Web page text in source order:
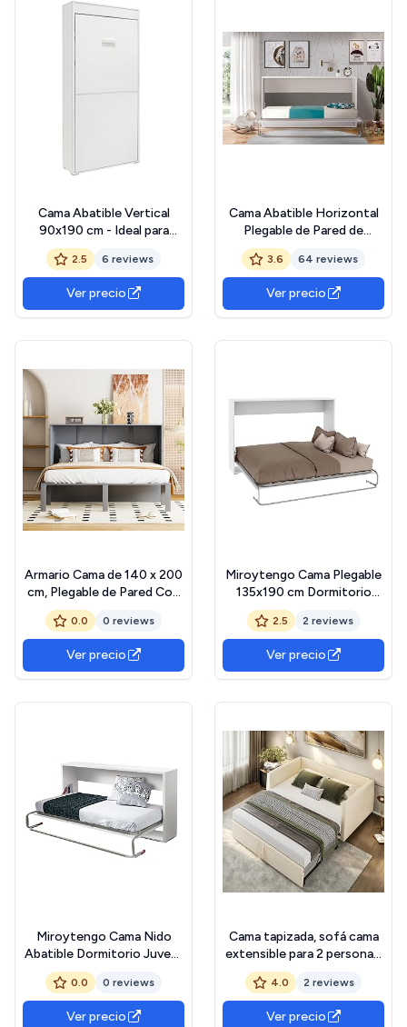
Cama Abatible Vertical
90x190 cm - Ideal para
Dormitorios Pequeños -
Somier Integrado y Sistema
Antivuelco - Medidas
219x103x36 cm - Requiere
Anclaje a Pared - Color
2.5 6 reviews
Ver precio
Cama Abatible Horizontal
Plegable de Pared de
90x190 Color Blanco
3.6 64 reviews
Ver precio
Armario Cama de 140 x 200
cm, Plegable de Pared Con
Somier, Vertical, Juvenil,
Doble, Gris
0.0 0 reviews
Ver precio
Miroytengo Cama Plegable
135x190 cm Dormitorio
Juvenil, Cama de Invitados
Abatible Horizontal Blanco
Mate
2.5 2 reviews
Ver precio
Miroytengo Cama Nido
Abatible Dormitorio Juvenil
Color Blanco 90x190 cm
Mueble Habitación Infantil
Moderna (Colchón NO
Incluido)
0.0 0 reviews
Ver precio
Cama tapizada, sofá cama
extensible para 2 personas,
cama nido de la misma
altura, sofá cama con
somieres y respaldo, cama
multifunción, tela de
4.0 2 reviews
Ver precio